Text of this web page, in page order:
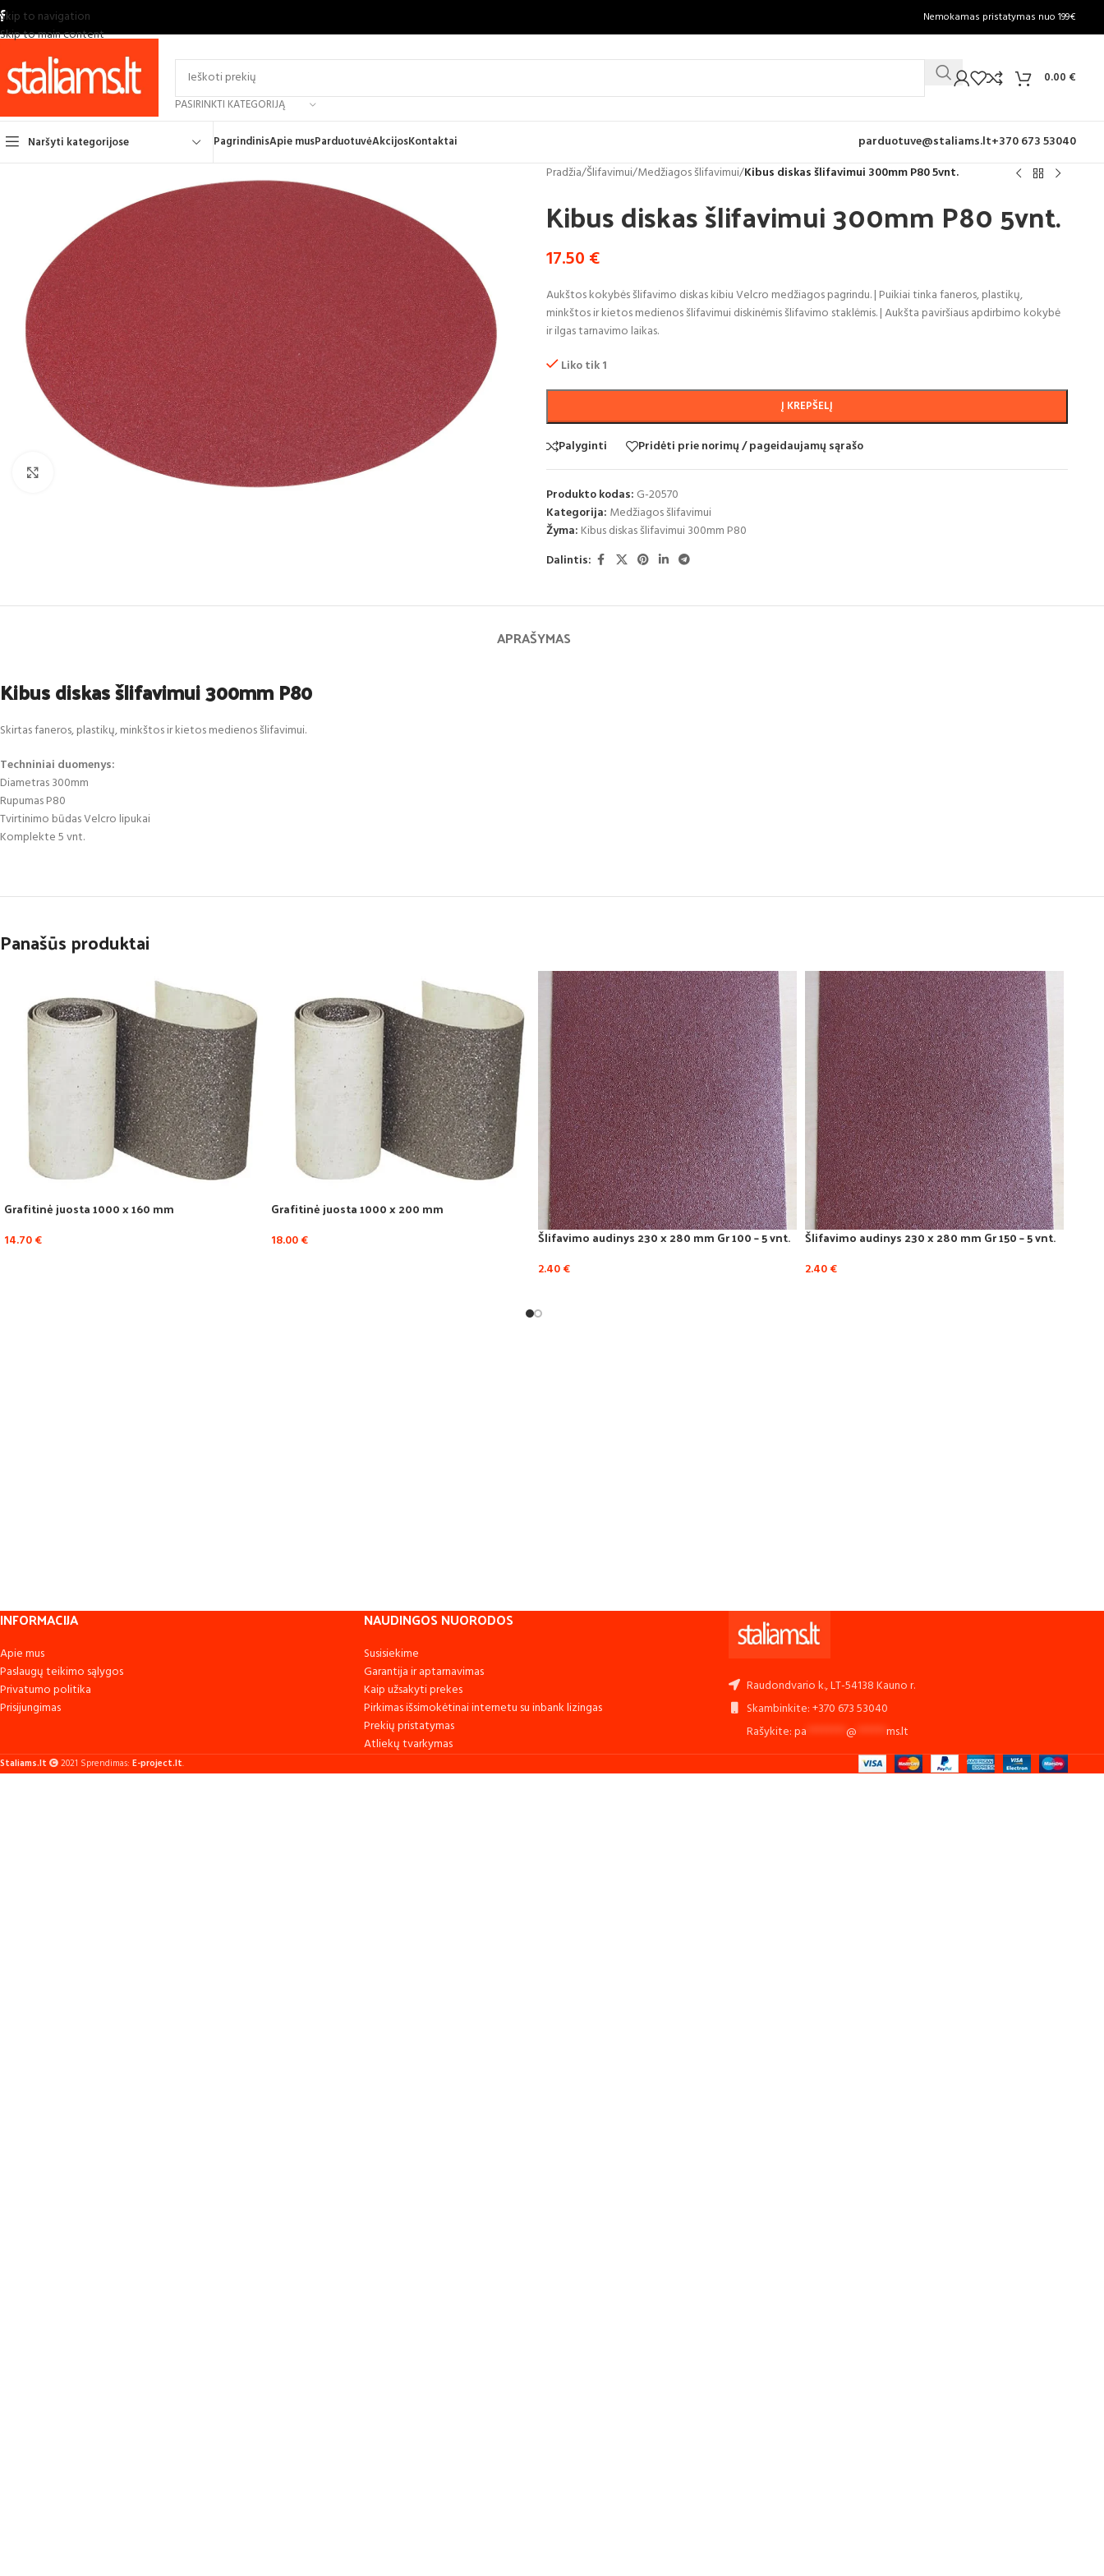
Skip to navigation
Skip to main content
Nemokamas pristatymas nuo 199€
PASIRINKTI KATEGORIJĄ
0.00 €
Naršyti kategorijose PagrindinisApie musParduotuvėAkcijosKontaktai parduotuve@staliams.lt+370 673 53040
Pradžia/Šlifavimui/Medžiagos šlifavimui/Kibus diskas šlifavimui 300mm P80 5vnt.
Kibus diskas šlifavimui 300mm P80 5vnt.
17.50 €
Aukštos kokybės šlifavimo diskas kibiu Velcro medžiagos pagrindu. | Puikiai tinka faneros, plastikų,
minkštos ir kietos medienos šlifavimui diskinėmis šlifavimo staklėmis. | Aukšta paviršiaus apdirbimo kokybė
ir ilgas tarnavimo laikas.
Liko tik 1
Į KREPŠELĮ
Palyginti Pridėti prie norimų / pageidaujamų sąrašo
Produkto kodas: G-20570
Kategorija: Medžiagos šlifavimui
Žyma: Kibus diskas šlifavimui 300mm P80
Dalintis:
APRAŠYMAS
Kibus diskas šlifavimui 300mm P80
Skirtas faneros, plastikų, minkštos ir kietos medienos šlifavimui.
Techniniai duomenys:
Diametras 300mm
Rupumas P80
Tvirtinimo būdas Velcro lipukai
Komplekte 5 vnt.
Panašūs produktai
Grafitinė juosta 1000 x 160 mm
14.70€
Grafitinė juosta 1000 x 200 mm
18.00€ Šlifavimo audinys 230 x 280 mm Gr 100 – 5 vnt.
2.40€
Šlifavimo audinys 230 x 280 mm Gr 150 – 5 vnt.
2.40€
INFORMACIJA
Apie mus
Paslaugų teikimo sąlygos
Privatumo politika
Prisijungimas
NAUDINGOS NUORODOS
Susisiekime
Garantija ir aptarnavimas
Kaip užsakyti prekes
Pirkimas išsimokėtinai internetu su inbank lizingas
Prekių pristatymas
Atliekų tvarkymas
Raudondvario k., LT-54138 Kauno r.
Skambinkite: +370 673 53040
Rašykite:pa ******** @ ****** ms.lt
Staliams.lt 2021 Sprendimas: E-project.lt.